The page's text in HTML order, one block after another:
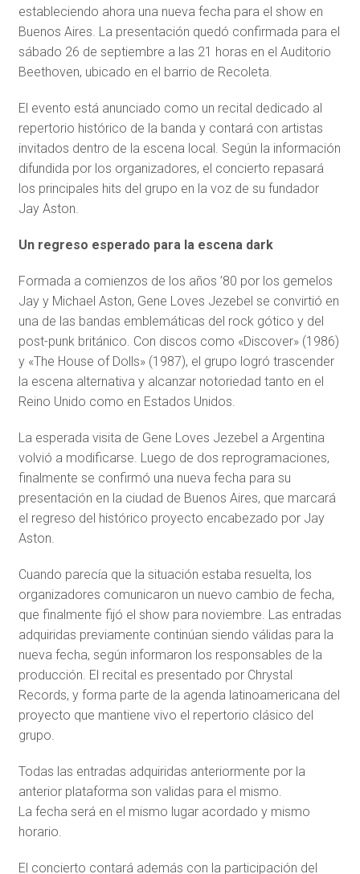
estableciendo ahora una nueva fecha para el show en
Buenos Aires. La presentación quedó confirmada para el
sábado 26 de septiembre a las 21 horas en el Auditorio
Beethoven, ubicado en el barrio de Recoleta.
El evento está anunciado como un recital dedicado al
repertorio histórico de la banda y contará con artistas
invitados dentro de la escena local. Según la información
difundida por los organizadores, el concierto repasará
los principales hits del grupo en la voz de su fundador
Jay Aston.
Un regreso esperado para la escena dark
Formada a comienzos de los años ’80 por los gemelos
Jay y Michael Aston, Gene Loves Jezebel se convirtió en
una de las bandas emblemáticas del rock gótico y del
post-punk británico. Con discos como «Discover» (1986)
y «The House of Dolls» (1987), el grupo logró trascender
la escena alternativa y alcanzar notoriedad tanto en el
Reino Unido como en Estados Unidos.
La esperada visita de Gene Loves Jezebel a Argentina
volvió a modificarse. Luego de dos reprogramaciones,
finalmente se confirmó una nueva fecha para su
presentación en la ciudad de Buenos Aires, que marcará
el regreso del histórico proyecto encabezado por Jay
Aston.
Cuando parecía que la situación estaba resuelta, los
organizadores comunicaron un nuevo cambio de fecha,
que finalmente fijó el show para noviembre. Las entradas
adquiridas previamente continúan siendo válidas para la
nueva fecha, según informaron los responsables de la
producción. El recital es presentado por Chrystal
Records, y forma parte de la agenda latinoamericana del
proyecto que mantiene vivo el repertorio clásico del
grupo.
Todas las entradas adquiridas anteriormente por la
anterior plataforma son validas para el mismo.
La fecha será en el mismo lugar acordado y mismo
horario.
El concierto contará además con la participación del